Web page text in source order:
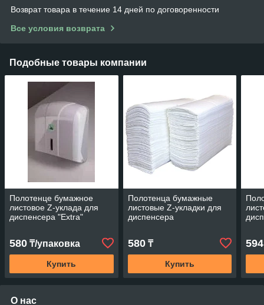
Возврат товара в течение 14 дней по договоренности
Все условия возврата
Подобные товары компании
Полотенце бумажное
листовое Z-уклада для
диспенсера "Extra"
580 ₸/упаковка
Купить
Полотенца бумажные
листовые Z-укладки для
диспенсера
580₸
Купить
594
О нас